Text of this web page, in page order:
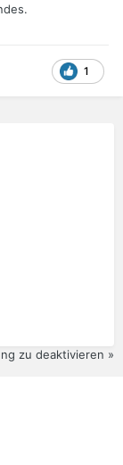
1
zu deaktivieren »